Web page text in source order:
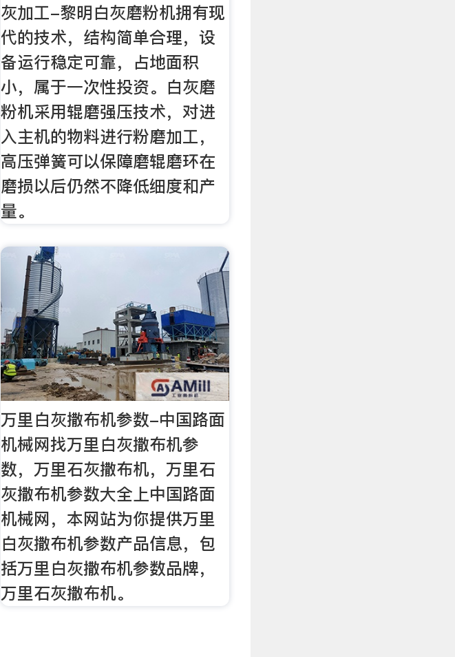
灰加工-黎明白灰磨粉机拥有现
代的技术，结构简单合理，设
备运行稳定可靠，占地面积
小，属于一次性投资。白灰磨
粉机采用辊磨强压技术，对进
入主机的物料进行粉磨加工，
高压弹簧可以保障磨辊磨环在
磨损以后仍然不降低细度和产
量。
万里白灰撒布机参数-中国路面
机械网找万里白灰撒布机参
数，万里石灰撒布机，万里石
灰撒布机参数大全上中国路面
机械网，本网站为你提供万里
白灰撒布机参数产品信息，包
括万里白灰撒布机参数品牌，
万里石灰撒布机。